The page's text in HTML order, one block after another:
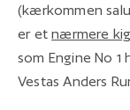
(kærkommen
er etnærmere kig
som Engine No
Vestas Anders